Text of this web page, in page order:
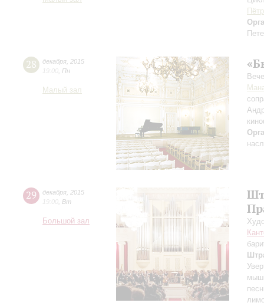
28 декабря 2015
19:00 Пн
Малый зал
29 декабря 2015
19:00 Вт
Большой зал